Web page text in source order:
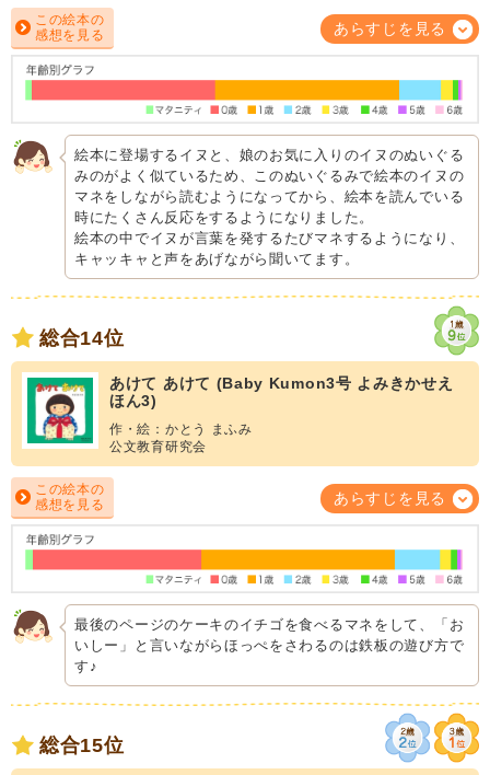
この絵本の
感想を見る
あらすじを見る
絵本に登場するイヌと、娘のお気に入りのイヌのぬいぐる
みのがよく似ているため、このぬいぐるみで絵本のイヌの
マネをしながら読むようになってから、絵本を読んでいる
時にたくさん反応をするようになりました。
絵本の中でイヌが言葉を発するたびマネするようになり、
キャッキャと声をあげながら聞いてます。
総合14位
あけて あけて (Baby Kumon3号 よみきかせえ
ほん3)
作・絵：かとう まふみ
公文教育研究会
この絵本の
感想を見る
あらすじを見る
最後のページのケーキのイチゴを食べるマネをして、「お
いしー」と言いながらほっぺをさわるのは鉄板の遊び方で
す♪
総合15位